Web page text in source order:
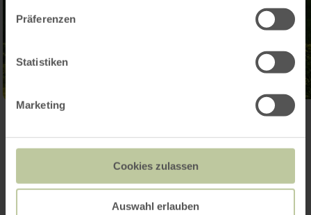
Präferenzen
Statistiken
Marketing
Cookies zulassen
Auswahl erlauben
Kontakt